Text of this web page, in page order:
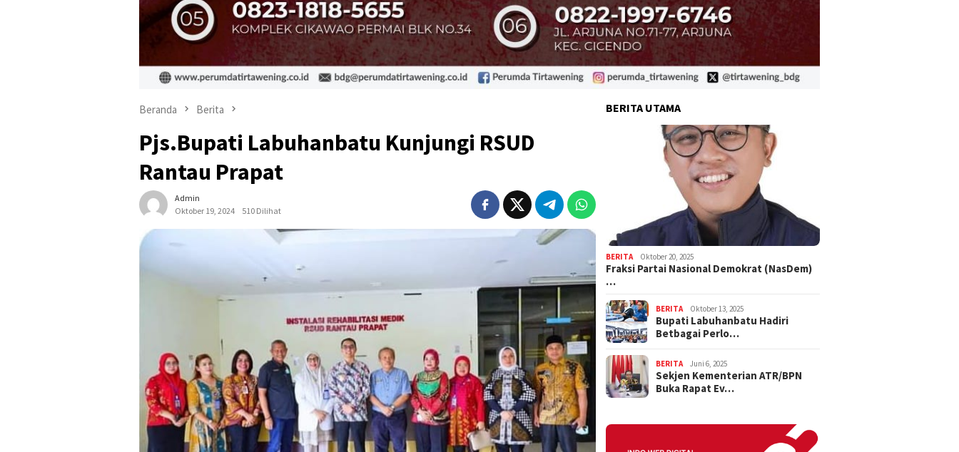
Beranda Berita
Pjs.Bupati Labuhanbatu Kunjungi RSUD
Rantau Prapat
Admin
Oktober 19, 2024
510 Dilihat
BERITA UTAMA
BERITA Oktober 20, 2025
Fraksi Partai Nasional Demokrat (NasDem)
…
BERITA Oktober 13, 2025
Bupati Labuhanbatu Hadiri
Betbagai Perlo…
BERITA Juni 6, 2025
Sekjen Kementerian ATR/BPN
Buka Rapat Ev…